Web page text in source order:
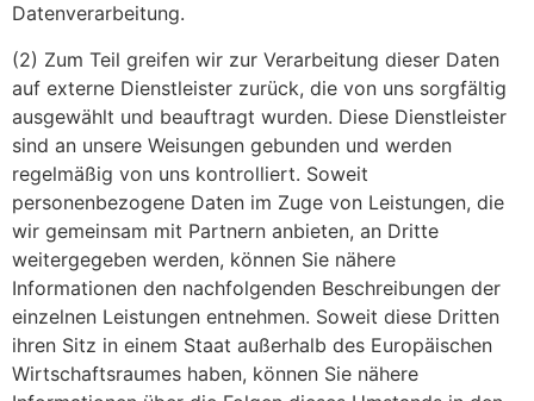
Datenverarbeitung.
(2) Zum Teil greifen wir zur Verarbeitung dieser Daten
auf externe Dienstleister zurück, die von uns sorgfältig
ausgewählt und beauftragt wurden. Diese Dienstleister
sind an unsere Weisungen gebunden und werden
regelmäßig von uns kontrolliert. Soweit
personenbezogene Daten im Zuge von Leistungen, die
wir gemeinsam mit Partnern anbieten, an Dritte
weitergegeben werden, können Sie nähere
Informationen den nachfolgenden Beschreibungen der
einzelnen Leistungen entnehmen. Soweit diese Dritten
ihren Sitz in einem Staat außerhalb des Europäischen
Wirtschaftsraumes haben, können Sie nähere